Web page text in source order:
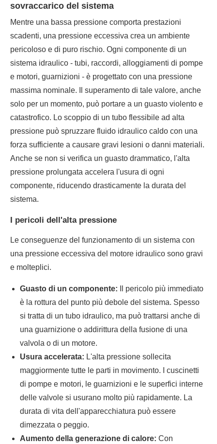
sovraccarico del sistema
Mentre una bassa pressione comporta prestazioni
scadenti, una pressione eccessiva crea un ambiente
pericoloso e di puro rischio. Ogni componente di un
sistema idraulico - tubi, raccordi, alloggiamenti di pompe
e motori, guarnizioni - è progettato con una pressione
massima nominale. Il superamento di tale valore, anche
solo per un momento, può portare a un guasto violento e
catastrofico. Lo scoppio di un tubo flessibile ad alta
pressione può spruzzare fluido idraulico caldo con una
forza sufficiente a causare gravi lesioni o danni materiali.
Anche se non si verifica un guasto drammatico, l'alta
pressione prolungata accelera l'usura di ogni
componente, riducendo drasticamente la durata del
sistema.
I pericoli dell'alta pressione
Le conseguenze del funzionamento di un sistema con
una pressione eccessiva del motore idraulico sono gravi
e molteplici.
Guasto di un componente: Il pericolo più immediato
è la rottura del punto più debole del sistema. Spesso
si tratta di un tubo idraulico, ma può trattarsi anche di
una guarnizione o addirittura della fusione di una
valvola o di un motore.
Usura accelerata: L'alta pressione sollecita
maggiormente tutte le parti in movimento. I cuscinetti
di pompe e motori, le guarnizioni e le superfici interne
delle valvole si usurano molto più rapidamente. La
durata di vita dell'apparecchiatura può essere
dimezzata o peggio.
Aumento della generazione di calore: Con